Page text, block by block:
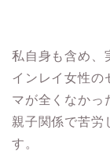
私自身も含め、
インレイ女性の
マが全くなかっ
親子関係で苦労
す。